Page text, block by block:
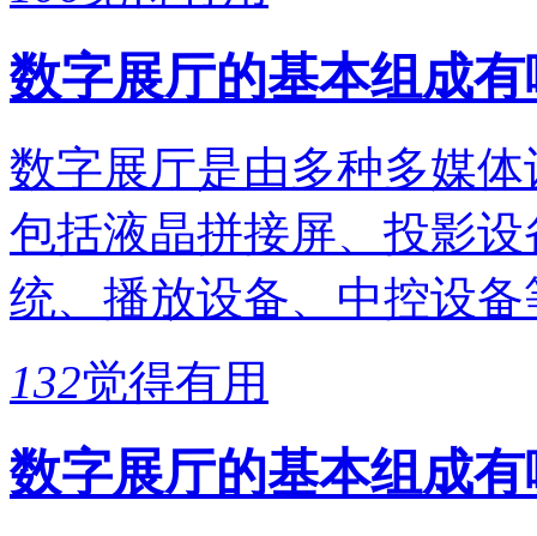
数字展厅的基本组成
数字展厅是由多种多媒
包括液晶拼接屏、投影
统、播放设备、中控设备
132觉得有用
数字展厅的基本组成